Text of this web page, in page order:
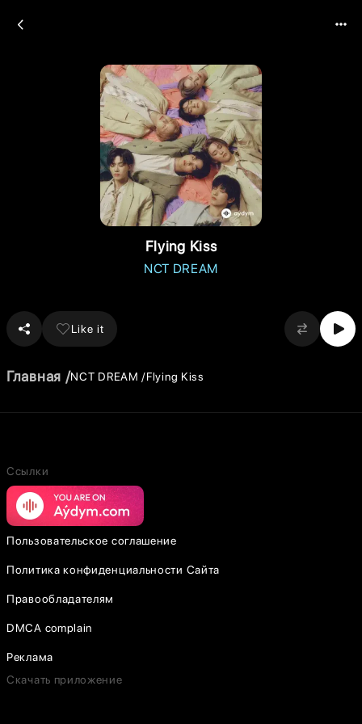
Flying Kiss
NCT DREAM
Like it
Главная NCT DREAM Flying Kiss
Ссылки
Пользовательское соглашение
Политика конфиденциальности Сайта
Правообладателям
DMCA complain
Реклама
Скачать приложение